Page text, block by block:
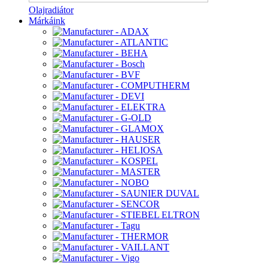
Olajradiátor
Márkáink